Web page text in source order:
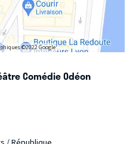
©2022 Google
Comédie Odéon